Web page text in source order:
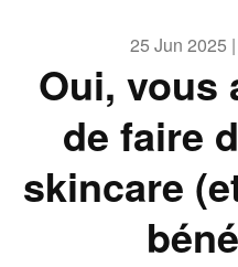
25 Jun 2025
Oui, vous
de faire
skincare